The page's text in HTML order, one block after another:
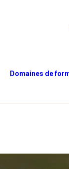
Domaines de